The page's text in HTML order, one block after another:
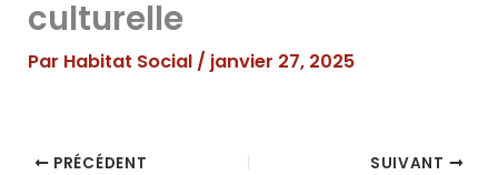
culturelle
Par Habitat Social / janvier 27, 2025
PRÉCÉDENT SUIVANT